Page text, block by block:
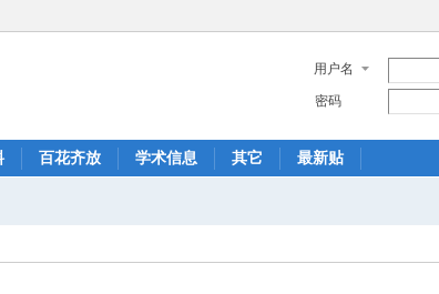
用户名
密码
百花齐放 学术信息 其它 最新贴